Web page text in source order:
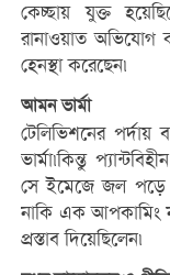
কেচ্ছায় যুক্ত
রানাওয়াত অভিযোগ
হেনস্থা করেছেন৷
আমন ভার্মা
টেলিভিশনের
ভার্মা৷কিন্তু
সে ইমেজে জল পড়ে
নাকি এক আপকামিং
প্রস্তাব দিয়েছিলেন৷